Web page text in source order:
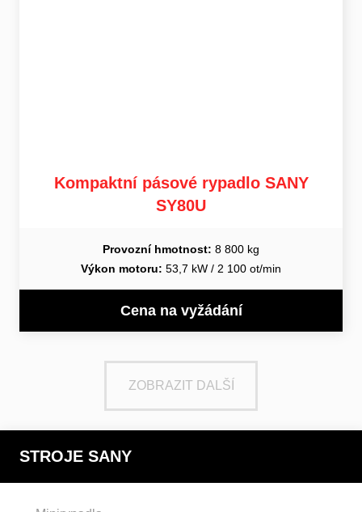
Kompaktní pásové rypadlo SANY
SY80U
Provozní hmotnost: 8 800 kg
Výkon motoru: 53,7 kW / 2 100 ot/min
Cena na vyžádání
ZOBRAZIT DALŠÍ
STROJE SANY